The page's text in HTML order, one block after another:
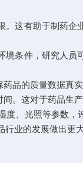
这有助于制药企
条件，研究人员
的质量数据真实
这对于药品生产
、光照等参数，
业的发展做出更大